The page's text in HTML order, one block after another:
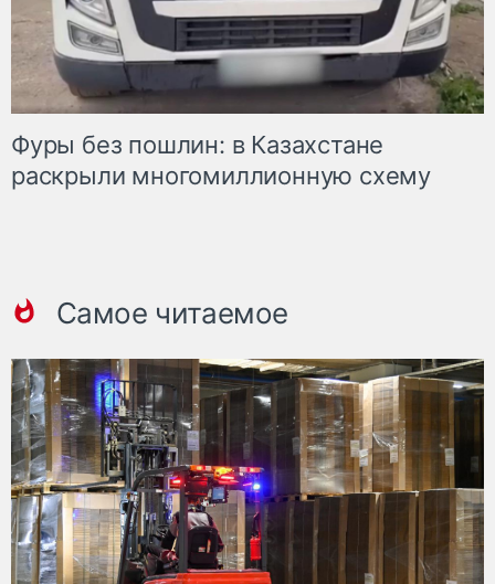
Фуры без пошлин: в Казахстане
раскрыли многомиллионную схему
Самое читаемое